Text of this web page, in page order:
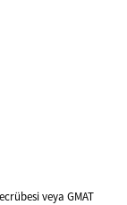
veya GMAT